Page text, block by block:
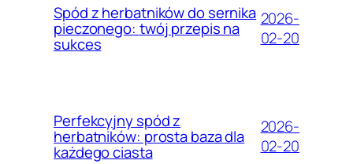
Spód z herbatników do sernika
pieczonego: twój przepis na
sukces
2026-
02-20
Perfekcyjny spód z
herbatników: prosta baza dla
każdego ciasta
2026-
02-20